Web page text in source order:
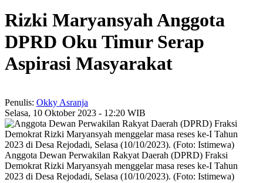
Rizki Maryansyah Anggota
DPRD Oku Timur Serap
Aspirasi Masyarakat
Penulis: Okky Asranja
Selasa, 10 Oktober 2023 - 12:20 WIB
Anggota Dewan Perwakilan Rakyat Daerah (DPRD) Fraksi
Demokrat Rizki Maryansyah menggelar masa reses ke-I Tahun
2023 di Desa Rejodadi, Selasa (10/10/2023). (Foto: Istimewa)